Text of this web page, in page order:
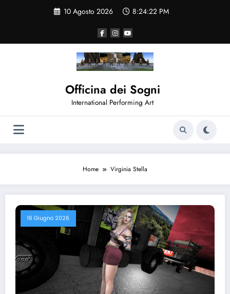
10 Agosto 2026 8:24:22 PM
Officina dei Sogni
International Performing Art
Home Virginia Stella
16 Giugno 2026